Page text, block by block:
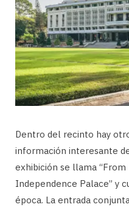
Dentro del recinto hay
información interesante
exhibición se llama
Independence Palace” y
época. La entrada